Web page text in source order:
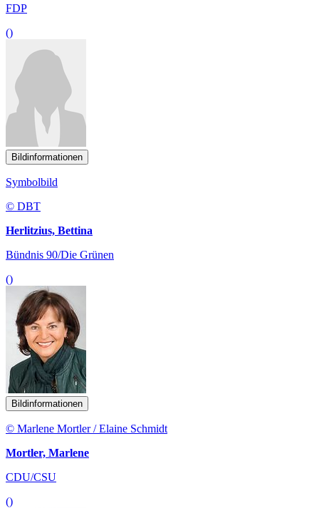
FDP
()
Bildinformationen
Symbolbild
© DBT
Herlitzius, Bettina
Bündnis 90/Die Grünen
()
Bildinformationen
© Marlene Mortler / Elaine Schmidt
Mortler, Marlene
CDU/CSU
()